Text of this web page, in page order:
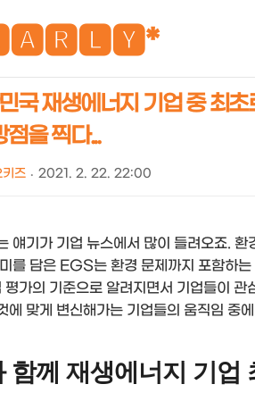
국 재생에너지 기업 중 최
을 찍다...
키즈 2021. 2. 22. 22:00
얘기가 기업 뉴스에서 많이 들려오죠. 환
를 담은 EGS는 환경 문제까지 포함하
평가의 기준으로 알려지면서 기업들이
에 맞게 변신해가는 기업들의 움직임 중
함께 재생에너지 기업